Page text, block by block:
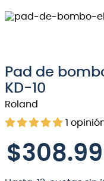
Pad de
KD-10
Roland
1
$308.
2.
bajo
5.
amplificador
6
guitarra
7.
teclado
9 .
micrófono